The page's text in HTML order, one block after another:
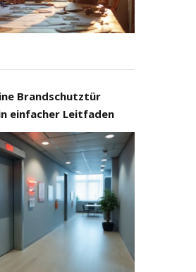
Brandschutztür
einfacher Leitfaden